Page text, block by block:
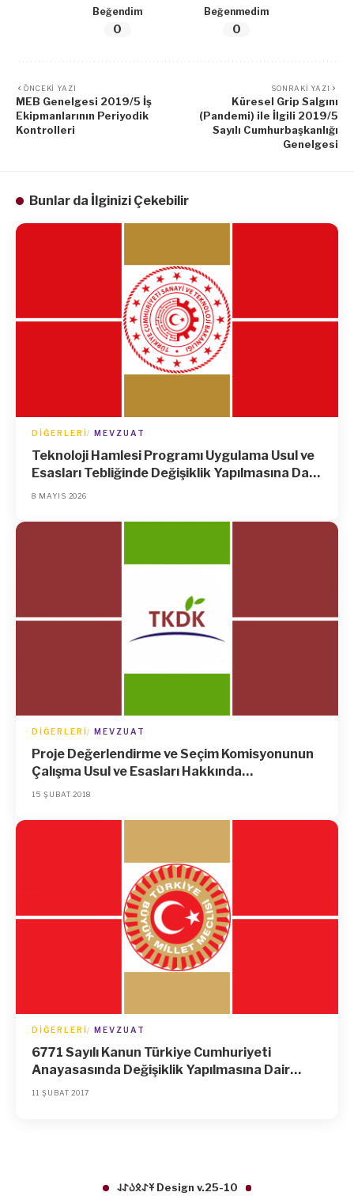
Beğendim
0
Beğenmedim
0
ÖNCEKI YAZI
MEB Genelgesi 2019/5 İş
Ekipmanlarının Periyodik
Kontrolleri
SONRAKI YAZI
Küresel Grip Salgını
(Pandemi) ile İlgili 2019/5
Sayılı Cumhurbaşkanlığı
Genelgesi
Bunlar da İlginizi Çekebilir
DIĞERLERI MEVZUAT
Teknoloji Hamlesi Programı Uygulama Usul ve
Esasları Tebliğinde Değişiklik Yapılmasına Dair
Tebliğ
8 MAYIS 2026
DIĞERLERI MEVZUAT
Proje Değerlendirme ve Seçim Komisyonunun
Çalışma Usul ve Esasları Hakkında
Yönetmelikte Değişiklik Yapılmasına Dair
15 ŞUBAT 2018
DIĞERLERI MEVZUAT
6771 Sayılı Kanun Türkiye Cumhuriyeti
Anayasasında Değişiklik Yapılmasına Dair
Kanun
11 ŞUBAT 2017
𐱁𐰀𐰋𐰉𐰀𐰞 Design v.25-10